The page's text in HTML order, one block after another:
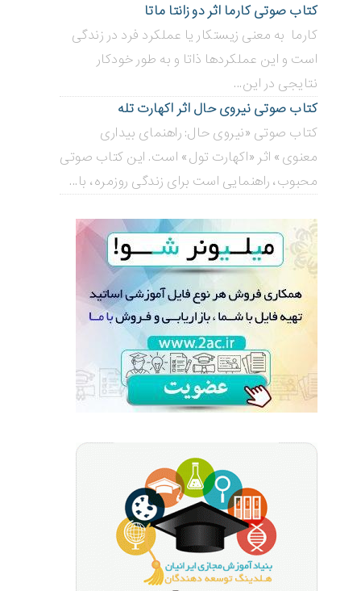
کتاب صوتی کارما اثر دو زانتا ماتا
کارما به معنی زیستکار یا عملکرد فرد در زندگی
است و این عملکردها ذاتا و به طور خودکار
نتایجی در این...
کتاب صوتی نیروی حال اثر اکهارت تله
کتاب صوتی «نیروی حال: راهنمای بیداری
معنوی» اثر «اکهارت تول» است. این کتاب صوتی
محبوب، راهنمایی است برای زندگی روزمره، با...